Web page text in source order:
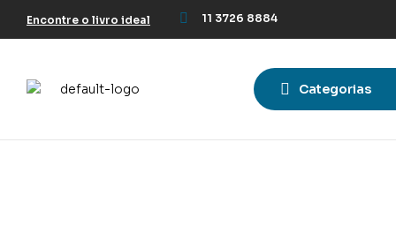
Encontre o livro ideal 11 3726 8884
Categorias